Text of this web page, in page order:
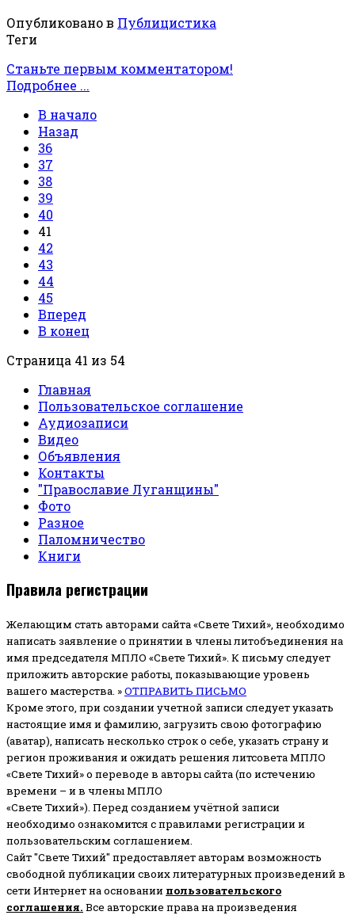
Опубликовано в Публицистика
Теги
Станьте первым комментатором!
Подробнее ...
В начало
Назад
36
37
38
39
40
41
42
43
44
45
Вперед
В конец
Страница 41 из 54
Главная
Пользовательское соглашение
Аудиозаписи
Видео
Объявления
Контакты
"Православие Луганщины"
Фото
Разное
Паломничество
Книги
Правила регистрации
Желающим стать авторами сайта «Свете Тихий», необходимо
написать заявление о принятии в члены литобъединения на
имя председателя МПЛО «Свете Тихий». К письму следует
приложить авторские работы, показывающие уровень
вашего мастерства. »ОТПРАВИТЬ ПИСЬМО
Кроме этого, при создании учетной записи следует указать
настоящие имя и фамилию, загрузить свою фотографию
(аватар), написать несколько строк о себе, указать страну и
регион проживания и ожидать решения литсовета МПЛО
«Свете Тихий» о переводе в авторы сайта (по истечению
времени – и в члены МПЛО
«Свете Тихий»). Перед созданием учётной записи
необходимо ознакомится с правилами регистрации и
пользовательским соглашением.
Сайт "Свете Тихий" предоставляет авторам возможность
свободной публикации своих литературных произведений в
сети Интернет на основании пользовательского
соглашения. Все авторские права на произведения